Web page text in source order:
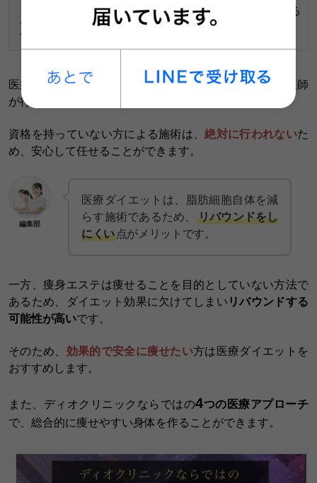
おす
すめ
方
リフレッシュを求める
医療ダイエットは、医師免許を取得している医師や看護師
が行う施術です。
資格を持っていない方による施術は、絶対に行われないた
め、安心して任せることができます。
編集部
医療ダイエットは、脂肪細胞自体を減
らす施術であるため、
リバウンドをし
にくい点がメリットです。
一方、痩身エステは痩せることを目的としていない方法で
あるため、ダイエット効果に欠けてしまい リバウンドする
可能性が高いです。
そのため、 効果的で安全に痩せたい方は医療ダイエットを
おすすめします。
また、ディオクリニックならではの4つの医療アプローチ
で、総合的に痩せやすい身体を作ることができます。